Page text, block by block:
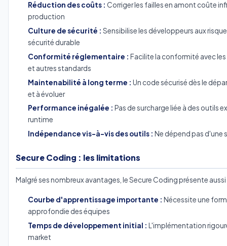
Réduction des coûts : Corriger les failles en amont coûte
production
Culture de sécurité : Sensibilise les développeurs aux
sécurité durable
Conformité réglementaire : Facilite la conformité avec les
et autres standards
Maintenabilité à long terme : Un code sécurisé dès le
et à évoluer
Performance inégalée : Pas de surcharge liée à des outils
runtime
Indépendance vis-à-vis des outils : Ne dépend pas d'une
Secure Coding : les limitations
Malgré ses nombreux avantages, le Secure Coding présente
Courbe d'apprentissage importante : Nécessite une
approfondie des équipes
Temps de développement initial : L'implémentation
market